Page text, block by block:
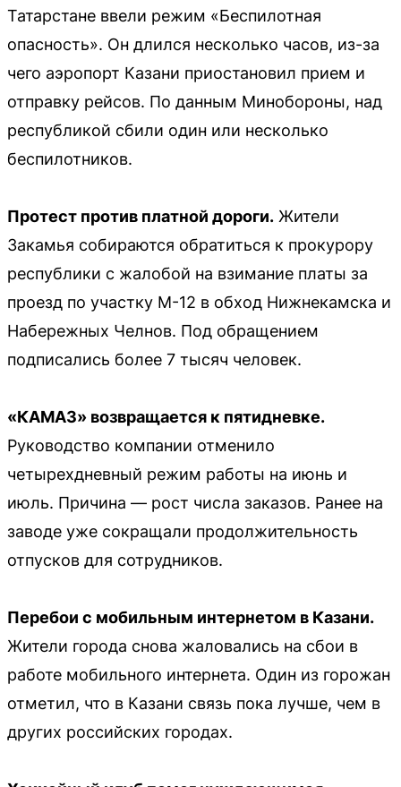
Татарстане ввели режим «Беспилотная
опасность». Он длился несколько часов, из-за
чего аэропорт Казани приостановил прием и
отправку рейсов. По данным Минобороны, над
республикой сбили один или несколько
беспилотников.
Протест против платной дороги. Жители
Закамья собираются обратиться к прокурору
республики с жалобой на взимание платы за
проезд по участку М-12 в обход Нижнекамска и
Набережных Челнов. Под обращением
подписались более 7 тысяч человек.
«КАМАЗ» возвращается к пятидневке.
Руководство компании отменило
четырехдневный режим работы на июнь и
июль. Причина — рост числа заказов. Ранее на
заводе уже сокращали продолжительность
отпусков для сотрудников.
Перебои с мобильным интернетом в Казани.
Жители города снова жаловались на сбои в
работе мобильного интернета. Один из горожан
отметил, что в Казани связь пока лучше, чем в
других российских городах.